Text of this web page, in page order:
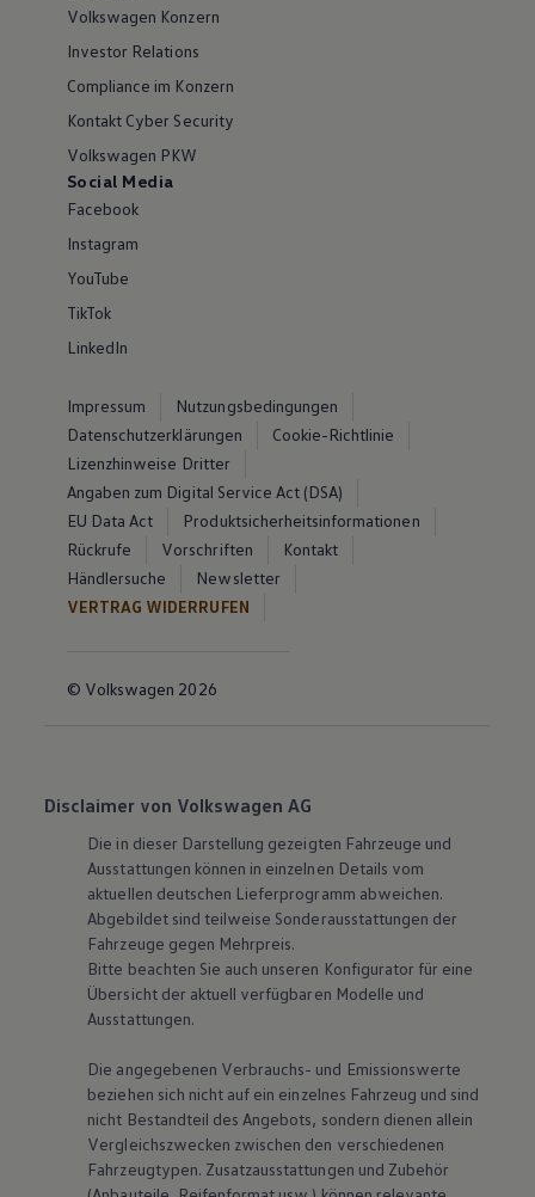
Volkswagen Konzern
Investor Relations
Compliance im Konzern
Kontakt Cyber Security
Volkswagen PKW
Social Media
Facebook
Instagram
YouTube
TikTok
LinkedIn
Impressum
Nutzungsbedingungen
Datenschutzerklärungen
Cookie-Richtlinie
Lizenzhinweise Dritter
Angaben zum Digital Service Act (DSA)
EU Data Act
Produktsicherheitsinformationen
Rückrufe
Vorschriften
Kontakt
Händlersuche
Newsletter
VERTRAG WIDERRUFEN
© Volkswagen 2026
Disclaimer von Volkswagen AG
Die in dieser Darstellung gezeigten Fahrzeuge und
Ausstattungen können in einzelnen Details vom
aktuellen deutschen Lieferprogramm abweichen.
Abgebildet sind teilweise Sonderausstattungen der
Fahrzeuge gegen Mehrpreis.
Bitte beachten Sie auch unseren Konfigurator für eine
Übersicht der aktuell verfügbaren Modelle und
Ausstattungen.
Die angegebenen Verbrauchs- und Emissionswerte
beziehen sich nicht auf ein einzelnes Fahrzeug und sind
nicht Bestandteil des Angebots, sondern dienen allein
Vergleichszwecken zwischen den verschiedenen
Fahrzeugtypen. Zusatzausstattungen und Zubehör